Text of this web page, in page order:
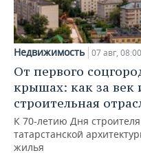
Недвижимость 07 авг, 08:00
От первого
крышах: как за век
строительная
К 70-летию Дня
татарстанской
жилья